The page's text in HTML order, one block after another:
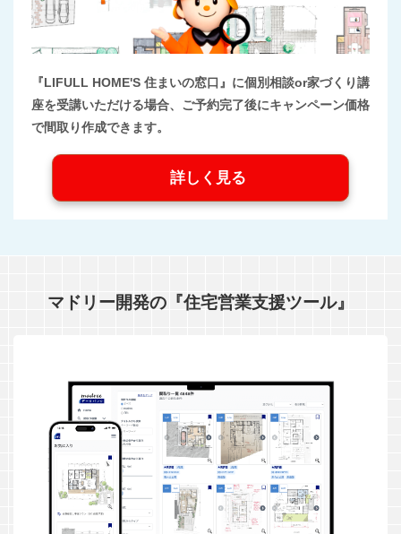
『LIFULL HOME'S 住まいの窓口』に個別相談or家づくり講
座を受講いただける場合、ご予約完了後にキャンペーン価格
で間取り作成できます。
詳しく見る
マドリー開発の『住宅営業支援ツール』